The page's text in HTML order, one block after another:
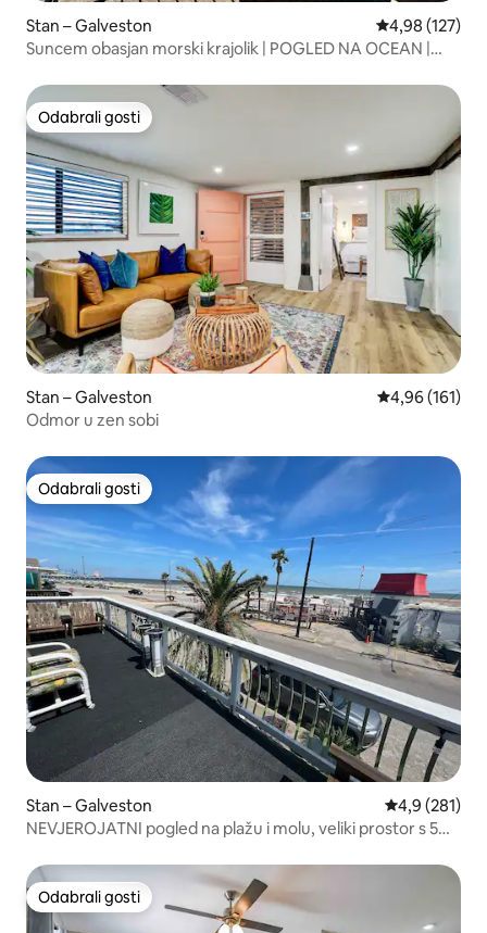
Stan – Galveston Prosječna
4,98 (127)
Suncem obasjan morski krajolik | POGLED NA OCEAN |
Odabrali gosti
Odabrali gosti
Stan – Galveston Prosječna
4,96 (161)
Odmor u zen sobi
Odabrali gosti
Odabrali gosti
Stan – Galveston Prosječna
4,9 (281)
NEVJEROJATNI pogled na plažu i molu, veliki prostor s 5⭐️
Odabrali gosti
Odabrali gosti